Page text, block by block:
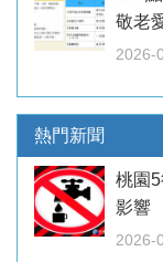
敬老
2026-
熱門新聞
桃園
影響
2026-